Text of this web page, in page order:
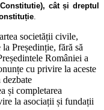
cât și dreptul
societății civile,
Președinție, fără să
României a
cu privire la aceste
și completarea
la asociații și fundații